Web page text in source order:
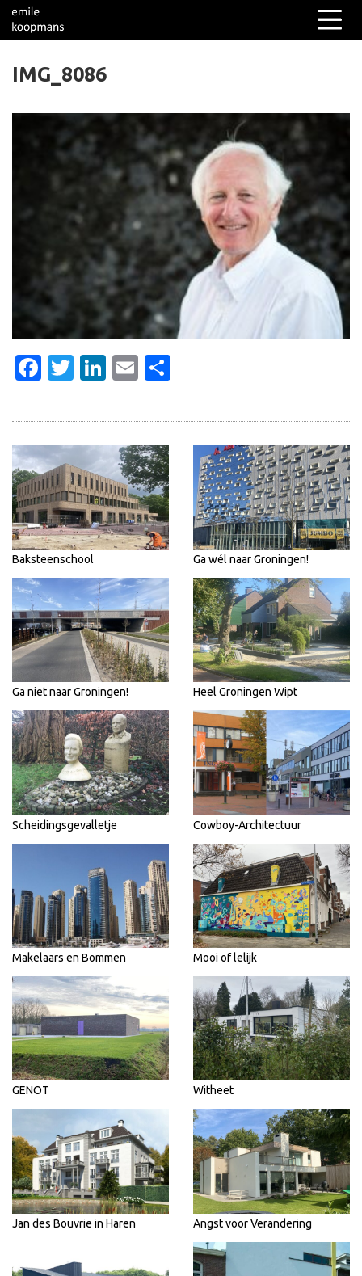
Over mij
IMG_8086
Facebook
Twitter
LinkedIn
Email
Baksteenschool Ga wél naar Groningen!
Ga niet naar Groningen! Heel Groningen Wipt
Scheidingsgevalletje Cowboy-Architectuur
Makelaars en Bommen Mooi of lelijk
GENOT Witheet
Jan des Bouvrie in Haren Angst voor Verandering